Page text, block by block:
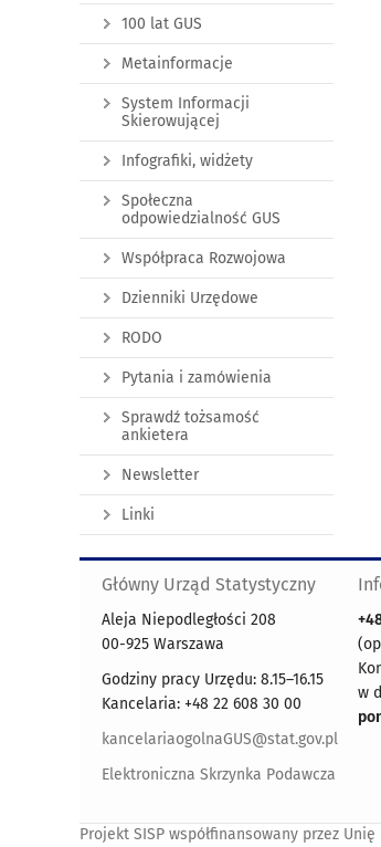
100 lat GUS
Metainformacje
System Informacji
Skierowującej
Infografiki, widżety
Społeczna
odpowiedzialność GUS
Współpraca Rozwojowa
Dzienniki Urzędowe
RODO
Pytania i zamówienia
Sprawdź tożsamość
ankietera
Newsletter
Linki
Główny Urząd Statystyczny
Aleja Niepodległości 208
00-925 Warszawa
Godziny pracy Urzędu: 8.15–16.15
Kancelaria: +48 22 608 30 00
kancelariaogolnaGUS@stat.gov.pl
Elektroniczna Skrzynka Podawcza
w
Projekt SISP współfinansowany przez Unię